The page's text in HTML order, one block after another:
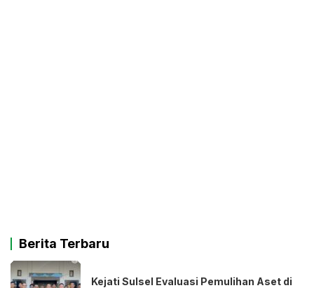
Berita Terbaru
Kejati Sulsel Evaluasi Pemulihan Aset di